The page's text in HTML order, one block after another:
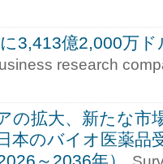
3,413億2,000万
research
の拡大、新たな市
本のバイオ医薬品